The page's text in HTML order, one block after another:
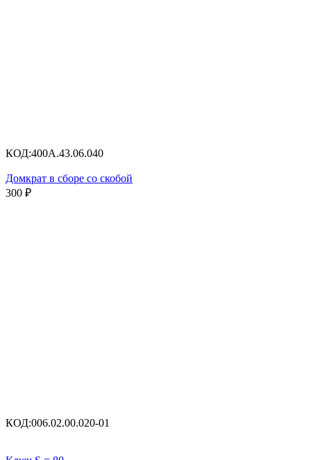
КОД:400А.43.06.040
Домкрат в сборе со скобой
300 ₽
КОД:006.02.00.020-01